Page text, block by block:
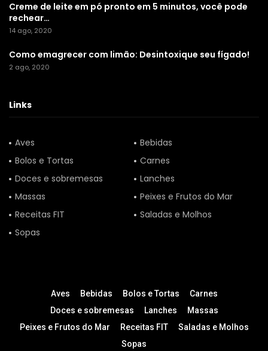
Creme de leite em pó pronto em 5 minutos, você pode
rechear…
14 ago, 2020
Como emagrecer com limão: Desintoxique seu fígado!
2 ago, 2020
Links
Aves
Bebidas
Bolos e Tortas
Carnes
Doces e sobremesas
Lanches
Massas
Peixes e Frutos do Mar
Receitas FIT
Saladas e Molhos
Sopas
Aves Bebidas Bolos e Tortas
Carnes
Doces e sobremesas
Lanches
Massas
Peixes e Frutos do Mar
Receitas FIT
Saladas e Molhos
Sopas